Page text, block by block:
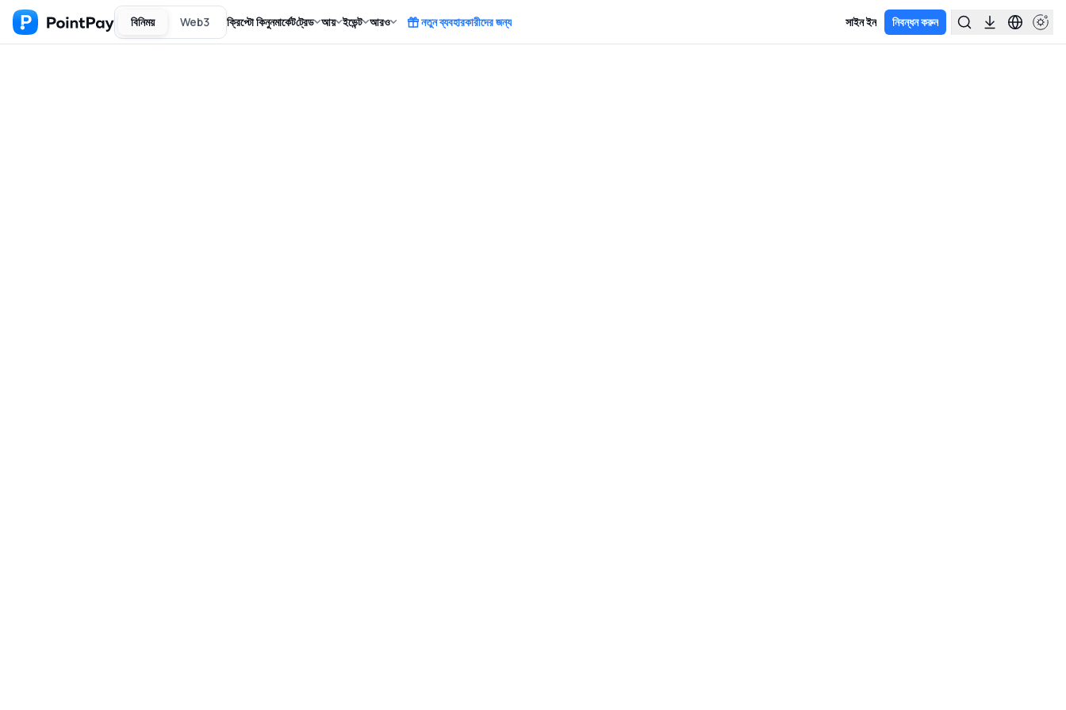
বিনিময় Web3 ক্রিপ্টো কিনুনমার্কেটট্রেড আয় ইভেন্ট আরও নতুন ব্যবহারকারীদের জন্য সাইন ইন নিবন্ধন করুন